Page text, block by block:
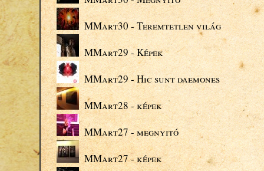
MMart30 - Teremtetlen világ
MMart29 - Képek
MMart29 - Hic sunt daemones
MMart28 - képek
MMart27 - megnyitó
MMart27 - képek